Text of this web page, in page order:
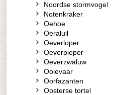
Noordse stormvogel
Notenkraker
Oehoe
Oeraluil
Oeverloper
Oeverpieper
Oeverzwaluw
Ooievaar
Oorfazanten
Oosterse tortel